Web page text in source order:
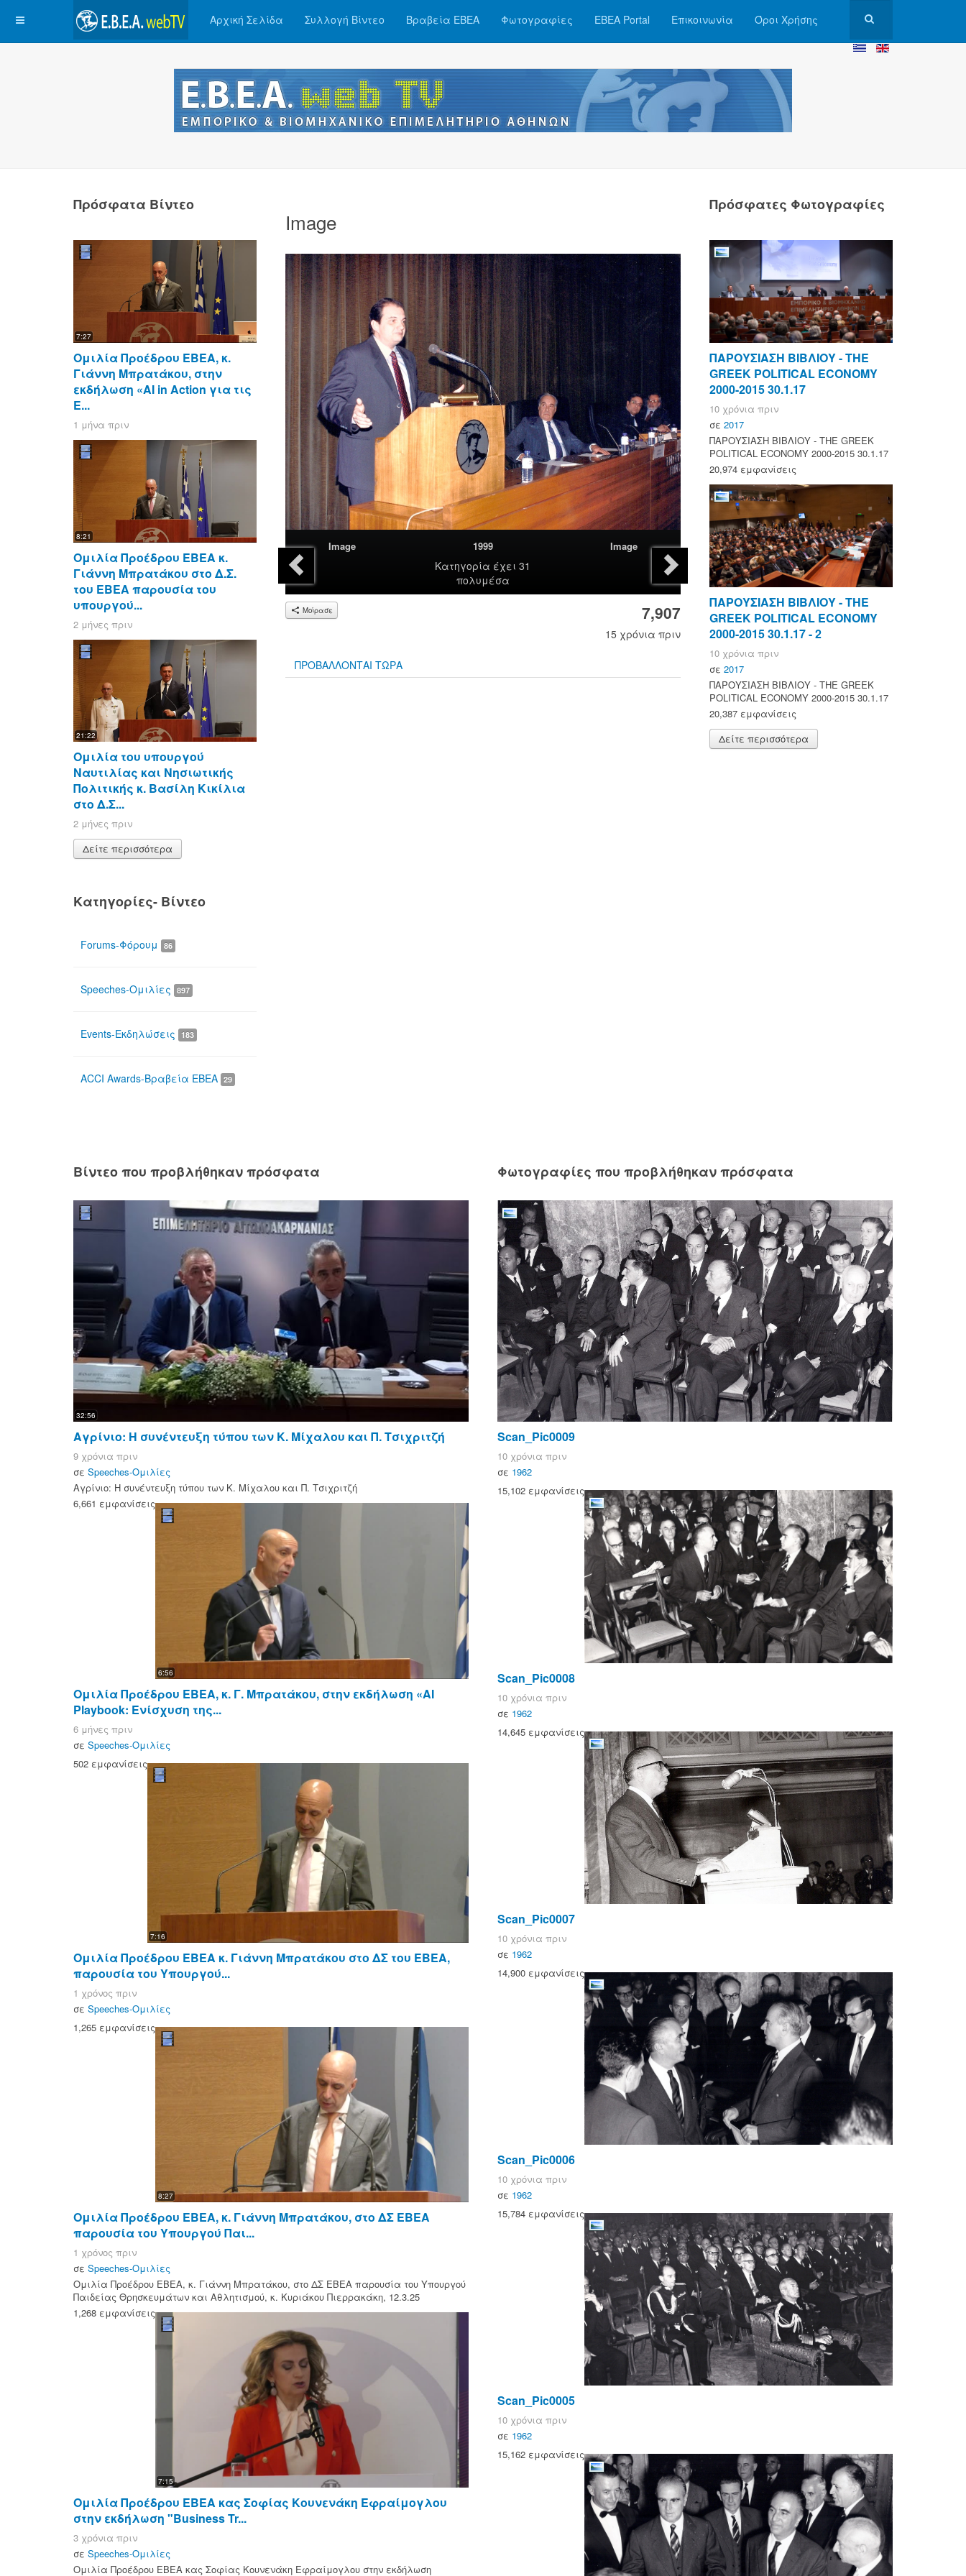
Αρχική Σελίδα Συλλογή Βίντεο Βραβεία ΕΒΕΑ Φωτογραφίες ΕΒΕΑ Portal Επικοινωνία Όροι Χρήσης
Image
Image 1999
Κατηγορία έχει 31
πολυμέσα
Image
Μοίρασε 7,907
15 χρόνια πριν
ΠΡΟΒΑΛΛΟΝΤΑΙ ΤΩΡΑ
Πρόσφατα Βίντεο
7:27
Ομιλία Προέδρου ΕΒΕΑ, κ.
Γιάννη Μπρατάκου, στην
εκδήλωση «AI in Action για τις
Ε...
1 μήνα πριν
8:21
Ομιλία Προέδρου ΕΒΕΑ κ.
Γιάννη Μπρατάκου στο Δ.Σ.
του ΕΒΕΑ παρουσία του
υπουργού...
2 μήνες πριν
21:22
Ομιλία του υπουργού
Ναυτιλίας και Νησιωτικής
Πολιτικής κ. Βασίλη Κικίλια
στο Δ.Σ...
2 μήνες πριν
Δείτε περισσότερα
Κατηγορίες- Βίντεο
Forums-Φόρουμ 86
Speeches-Ομιλίες 897
Events-Εκδηλώσεις 183
ACCI Awards-Βραβεία ΕΒΕΑ 29
Πρόσφατες Φωτογραφίες
ΠΑΡΟΥΣΙΑΣΗ ΒΙΒΛΙΟΥ - ΤΗΕ
GREEK POLITICAL ECONOMY
2000-2015 30.1.17
10 χρόνια πριν
σε 2017
ΠΑΡΟΥΣΙΑΣΗ ΒΙΒΛΙΟΥ - ΤΗΕ GREEK
POLITICAL ECONOMY 2000-2015 30.1.17
20,974 εμφανίσεις
ΠΑΡΟΥΣΙΑΣΗ ΒΙΒΛΙΟΥ - ΤΗΕ
GREEK POLITICAL ECONOMY
2000-2015 30.1.17 - 2
10 χρόνια πριν
σε 2017
ΠΑΡΟΥΣΙΑΣΗ ΒΙΒΛΙΟΥ - ΤΗΕ GREEK
POLITICAL ECONOMY 2000-2015 30.1.17
20,387 εμφανίσεις
Δείτε περισσότερα
Βίντεο που προβλήθηκαν πρόσφατα
32:56
Αγρίνιο: Η συνέντευξη τύπου των Κ. Μίχαλου και Π. Τσιχριτζή
9 χρόνια πριν
σε Speeches-Ομιλίες
Αγρίνιο: Η συνέντευξη τύπου των Κ. Μίχαλου και Π. Τσιχριτζή
6,661 εμφανίσεις
6:56
Ομιλία Προέδρου ΕΒΕΑ, κ. Γ. Μπρατάκου, στην εκδήλωση «AI
Playbook: Ενίσχυση της...
6 μήνες πριν
σε Speeches-Ομιλίες
502 εμφανίσεις
7:16
Ομιλία Προέδρου ΕΒΕΑ κ. Γιάννη Μπρατάκου στο ΔΣ του ΕΒΕΑ,
παρουσία του Υπουργού...
1 χρόνος πριν
σε Speeches-Ομιλίες
1,265 εμφανίσεις
8:27
Ομιλία Προέδρου ΕΒΕΑ, κ. Γιάννη Μπρατάκου, στο ΔΣ ΕΒΕΑ
παρουσία του Υπουργού Παι...
1 χρόνος πριν
σε Speeches-Ομιλίες
Ομιλία Προέδρου ΕΒΕΑ, κ. Γιάννη Μπρατάκου, στο ΔΣ ΕΒΕΑ παρουσία του Υπουργού
Παιδείας Θρησκευμάτων και Αθλητισμού, κ. Κυριάκου Πιερρακάκη, 12.3.25
1,268 εμφανίσεις
7:15
Ομιλία Προέδρου ΕΒΕΑ κας Σοφίας Κουνενάκη Εφραίμογλου
στην εκδήλωση "Business Tr...
3 χρόνια πριν
σε Speeches-Ομιλίες
Ομιλία Προέδρου ΕΒΕΑ κας Σοφίας Κουνενάκη Εφραίμογλου στην εκδήλωση
Φωτογραφίες που προβλήθηκαν πρόσφατα
Scan_Pic0009
10 χρόνια πριν
σε 1962
15,102 εμφανίσεις
Scan_Pic0008
10 χρόνια πριν
σε 1962
14,645 εμφανίσεις
Scan_Pic0007
10 χρόνια πριν
σε 1962
14,900 εμφανίσεις
Scan_Pic0006
10 χρόνια πριν
σε 1962
15,784 εμφανίσεις
Scan_Pic0005
10 χρόνια πριν
σε 1962
15,162 εμφανίσεις